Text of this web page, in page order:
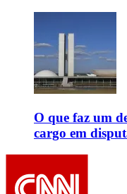
O que faz um
cargo em